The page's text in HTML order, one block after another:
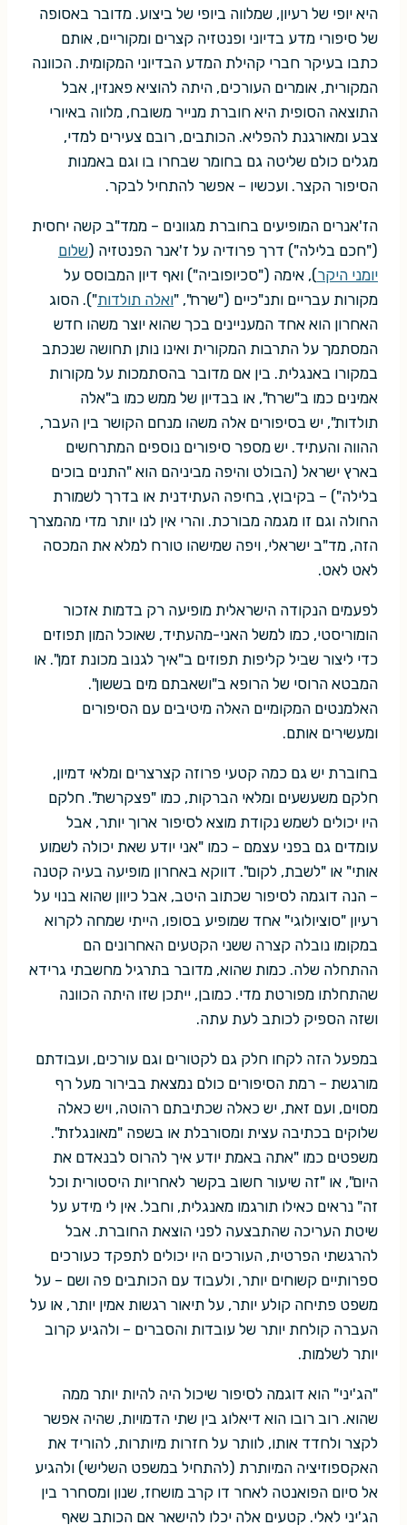
היא יופי של רעיון, שמלווה ביופי של ביצוע. מדובר באסופה
של סיפורי מדע בדיוני ופנטזיה קצרים ומקוריים, אותם
כתבו בעיקר חברי קהילת המדע הבדיוני המקומית. הכוונה
המקורית, אומרים העורכים, היתה להוציא פאנזין, אבל
התוצאה הסופית היא חוברת מנייר משובח, מלווה באיורי
צבע ומאורגנת להפליא. הכותבים, רובם צעירים למדי,
מגלים כולם שליטה גם בחומר שבחרו בו וגם באמנות
הסיפור הקצר. ועכשיו – אפשר להתחיל לבקר.
הז'אנרים המופיעים בחוברת מגוונים – ממד"ב קשה יחסית
("חכם בלילה") דרך פרודיה על ז'אנר הפנטזיה (שלום
יומני היקר), אימה ("סכיופוביה") ואף דיון המבוסס על
מקורות עבריים ותנ"כיים ("שרח", "ואלה תולדות"). הסוג
האחרון הוא אחד המעניינים בכך שהוא יוצר משהו חדש
המסתמך על התרבות המקורית ואינו נותן תחושה שנכתב
במקורו באנגלית. בין אם מדובר בהסתמכות על מקורות
אמינים כמו ב"שרח", או בבדיון של ממש כמו ב"אלה
תולדות", יש בסיפורים אלה משהו מנחם הקושר בין העבר,
ההווה והעתיד. יש מספר סיפורים נוספים המתרחשים
בארץ ישראל (הבולט והיפה מביניהם הוא "התנים בוכים
בלילה") – בקיבוץ, בחיפה העתידנית או בדרך לשמורת
החולה וגם זו מגמה מבורכת. והרי אין לנו יותר מדי מהמצרך
הזה, מד"ב ישראלי, ויפה שמישהו טורח למלא את המכסה
לאט לאט.
לפעמים הנקודה הישראלית מופיעה רק בדמות אזכור
הומוריסטי, כמו למשל האני-מהעתיד, שאוכל המון תפוזים
כדי ליצור שביל קליפות תפוזים ב"איך לגנוב מכונת זמן". או
המבטא הרוסי של הרופא ב"ושאבתם מים בששון".
האלמנטים המקומיים האלה מיטיבים עם הסיפורים
ומעשירים אותם.
בחוברת יש גם כמה קטעי פרוזה קצרצרים ומלאי דמיון,
חלקם משעשעים ומלאי הברקות, כמו "פצקרשת". חלקם
היו יכולים לשמש נקודת מוצא לסיפור ארוך יותר, אבל
עומדים גם בפני עצמם – כמו "אני יודע שאת יכולה לשמוע
אותי" או "לשבת, לקום". דווקא באחרון מופיעה בעיה קטנה
– הנה דוגמה לסיפור שכתוב היטב, אבל כיוון שהוא בנוי על
רעיון "סוציולוגי" אחד שמופיע בסופו, הייתי שמחה לקרוא
במקומו נובלה קצרה ששני הקטעים האחרונים הם
ההתחלה שלה. כמות שהוא, מדובר בתרגיל מחשבתי גרידא
שהתחלתו מפורטת מדי. כמובן, ייתכן שזו היתה הכוונה
ושזה הספיק לכותב לעת עתה.
במפעל הזה לקחו חלק גם לקטורים וגם עורכים, ועבודתם
מורגשת – רמת הסיפורים כולם נמצאת בבירור מעל רף
מסוים, ועם זאת, יש כאלה שכתיבתם רהוטה, ויש כאלה
שלוקים בכתיבה עצית ומסורבלת או בשפה "מאונגלזת".
משפטים כמו "אתה באמת יודע איך להרוס לבנאדם את
היום", או "זה שיעור חשוב בקשר לאחריות היסטורית וכל
זה" נראים כאילו תורגמו מאנגלית, וחבל. אין לי מידע על
שיטת העריכה שהתבצעה לפני הוצאת החוברת. אבל
להרגשתי הפרטית, העורכים היו יכולים לתפקד כעורכים
ספרותיים קשוחים יותר, ולעבוד עם הכותבים פה ושם – על
משפט פתיחה קולע יותר, על תיאור רגשות אמין יותר, או על
העברה קולחת יותר של עובדות והסברים – ולהגיע קרוב
יותר לשלמות.
"הג'יני" הוא דוגמה לסיפור שיכול היה להיות יותר ממה
שהוא. רוב רובו הוא דיאלוג בין שתי הדמויות, שהיה אפשר
לקצר ולחדד אותו, לוותר על חזרות מיותרות, להוריד את
האקספוזיציה המיותרת (להתחיל במשפט השלישי) ולהגיע
אל סיום הפואנטה לאחר דו קרב מושחז, שנון ומסחרר בין
הג'יני לאלי. קטעים אלה יכלו להישאר אם הכותב שאף